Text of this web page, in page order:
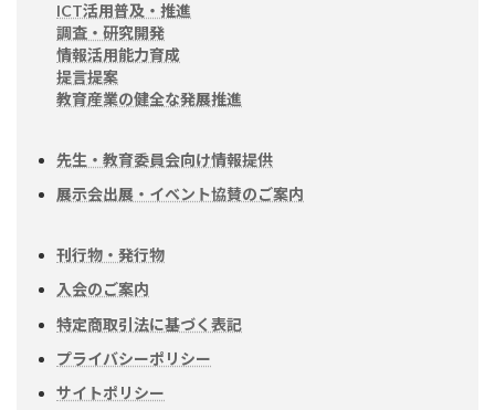
ICT活用普及・推進
調査・研究開発
情報活用能力育成
提言提案
教育産業の健全な発展推進
先生・教育委員会向け情報提供
展示会出展・イベント協賛のご案内
刊行物・発行物
入会のご案内
特定商取引法に基づく表記
プライバシーポリシー
サイトポリシー